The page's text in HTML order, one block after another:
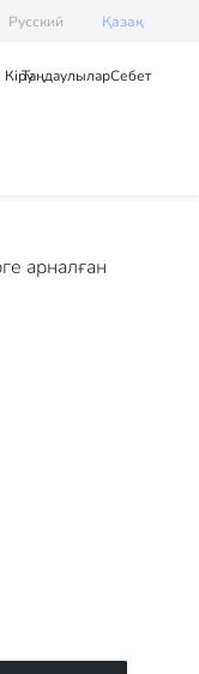
Pусский Қазақ
КіруТаңдаулыларСебет
арналған